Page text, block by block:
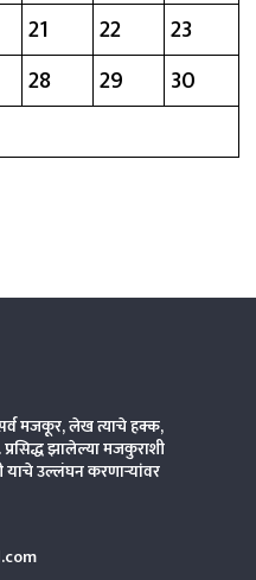
21 22
23
28 29
30
मजकूर, लेख त्याचे हक्क,
झालेल्या मजकुराशी
उल्लंघन करणाऱ्यांवर